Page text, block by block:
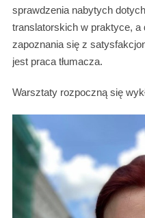
sprawdzenia nabytych
translatorskich w praktyce, a
zapoznania się z
jest praca tłumacza.
Warsztaty rozpoczną się